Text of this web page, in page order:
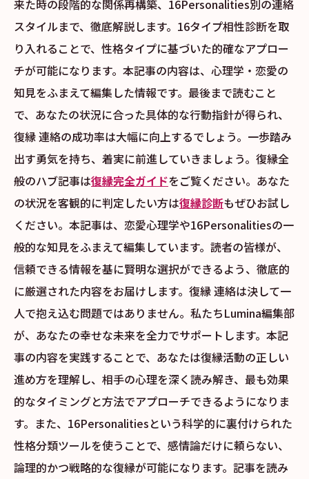
来た時の段階的な関係再構築、16Personalities別の連絡
スタイルまで、徹底解説します。16タイプ相性診断を取
り入れることで、性格タイプに基づいた的確なアプロー
チが可能になります。本記事の内容は、心理学・恋愛の
知見をふまえて編集した情報です。最後まで読むこと
で、あなたの状況に合った具体的な行動指針が得られ、
復縁 連絡の成功率は大幅に向上するでしょう。一歩踏み
出す勇気を持ち、着実に前進していきましょう。復縁全
般のハブ記事は復縁完全ガイドをご覧ください。あなた
の状況を客観的に判定したい方は復縁診断もぜひお試し
ください。本記事は、恋愛心理学や16Personalitiesの一
般的な知見をふまえて編集しています。読者の皆様が、
信頼できる情報を基に賢明な選択ができるよう、徹底的
に厳選された内容をお届けします。復縁 連絡は決して一
人で抱え込む問題ではありません。私たちLumina編集部
が、あなたの幸せな未来を全力でサポートします。本記
事の内容を実践することで、あなたは復縁活動の正しい
進め方を理解し、相手の心理を深く読み解き、最も効果
的なタイミングと方法でアプローチできるようになりま
す。また、16Personalitiesという科学的に裏付けられた
性格分類ツールを使うことで、感情論だけに頼らない、
論理的かつ戦略的な復縁が可能になります。記事を読み